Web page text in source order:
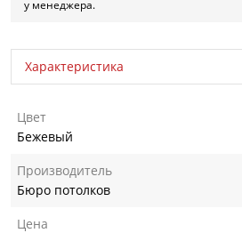
у менеджера.
Характеристика
Цвет
Бежевый
Производитель
Бюро потолков
Цена